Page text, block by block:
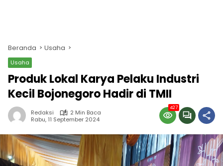
Beranda Usaha
Usaha
Produk Lokal Karya Pelaku Industri
Kecil Bojonegoro Hadir di TMII
Redaksi
2 Min Baca
Rabu, 11 September 2024
427